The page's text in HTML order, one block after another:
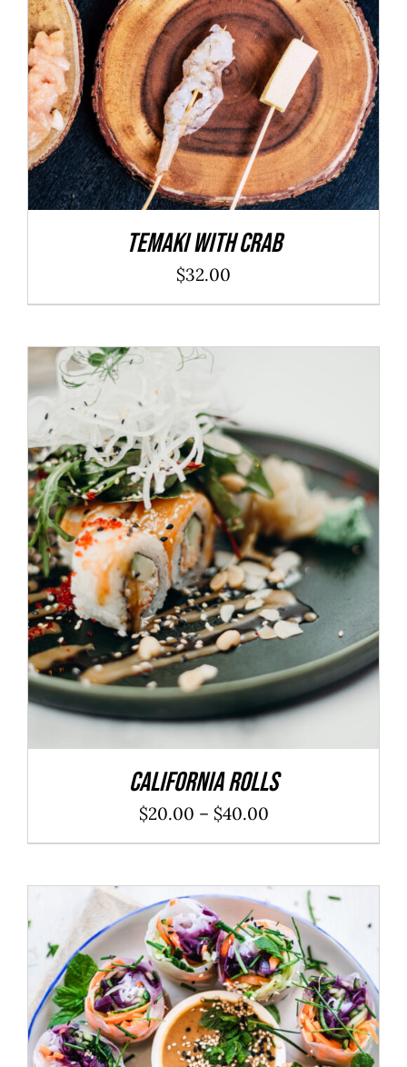
ADD TO CART / DÉTAILS
Temaki With Crab
$32.00
SELECT OPTIONS / DÉTAILS
California Rolls
$20.00 – $40.00